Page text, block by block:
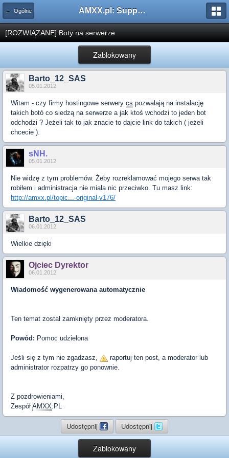
← Ogólne AMXX.pl: Support AMX Mod X i SourceMod
[ROZWIĄZANE] Boty na serwerze
Zablokowany
Barto_12_SAS
05.01.2012
Witam - czy firmy hostingowe serwery cs pozwalają na instalację
takich botó co siedzą na serwerze a jak ktoś wchodzi to jeden bot
odchodzi ? Jeżeli tak to jak znacie to dajcie link do takich ( jeżeli
chcecie ).
sNH.
05.01.2012
Nie widzę z tym problemów. Żeby rozreklamować mojego serwa tak
robiłem i administracja nie miała nic przeciwko. Tu masz link:
http://amxx.pl/topic...-original-v176/
Barto_12_SAS
06.01.2012
Wielkie dzięki
Ojciec Dyrektor
06.01.2012
Wiadomość wygenerowana automatycznie
Ten temat został zamknięty przez moderatora.
Powód: Pomoc udzielona
Jeśli się z tym nie zgadzasz,
raportuj ten post, a moderator lub
administrator rozpatrzy go ponownie.
Z pozdrowieniami,
Zespół AMXX.PL
Udostępnij Udostępnij
Zablokowany